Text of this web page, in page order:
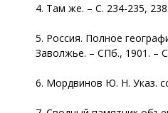
4. Там же. – С. 234-235, 238.
5. Россия. Полное
Заволжье. – СПб., 1901. –
6. Мордвинов Ю. Н. Указ.